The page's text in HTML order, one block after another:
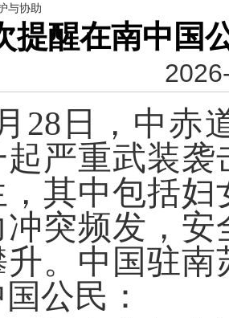
与协助
提醒在南中国
日，中赤道
起严重武装袭
，其中包括
冲突频发，
升。中国驻
公民：